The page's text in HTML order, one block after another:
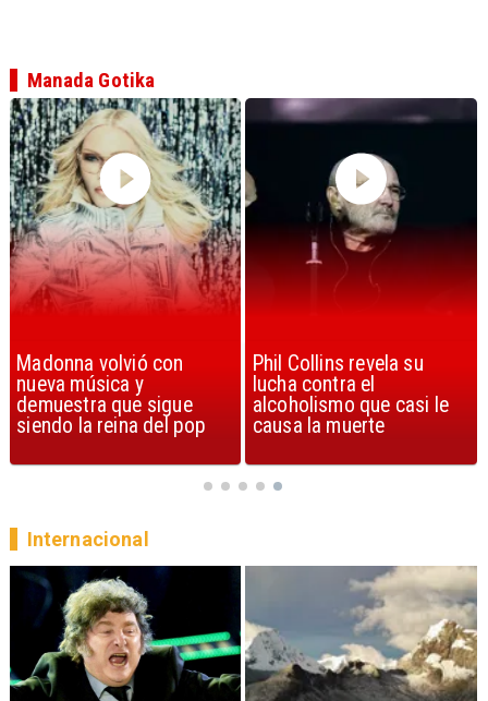
Phil Collins revela su
lucha contra el
alcoholismo que casi le
causa la muerte
U2 lanza nuevo sencillo
con estribillo en español:
Streets of Dreams
Manada Gotika
Internacional